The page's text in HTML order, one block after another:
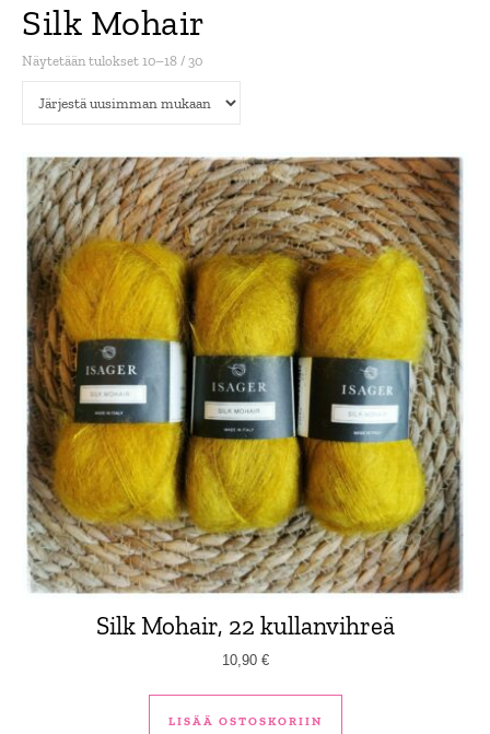
Silk Mohair
Näytetään tulokset 10–18 / 30Sorted by latest
Silk Mohair, 22 kullanvihreä
10,90 €
LISÄÄ OSTOSKORIIN